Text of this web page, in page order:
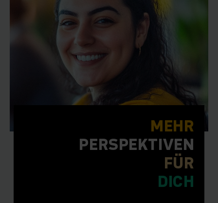
MEHR
PERSPEKTIVEN
FÜR
DICH